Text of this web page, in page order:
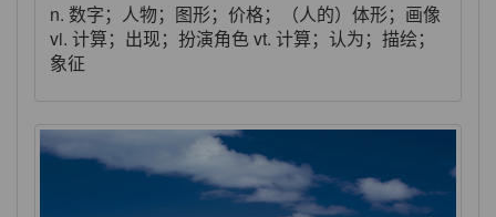
n. 数字；人物；图形；价格；（人的）体形；画像
vi. 计算；出现；扮演角色 vt. 计算；认为；描绘；
象征